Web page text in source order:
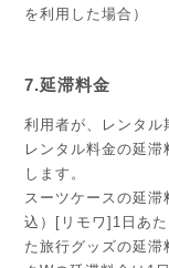
を利用した場合）
7.延滞料金
利用者が、レンタル
レンタル料金の延
します。
スーツケースの延
込）[リモワ]1日あ
た旅行グッズの延